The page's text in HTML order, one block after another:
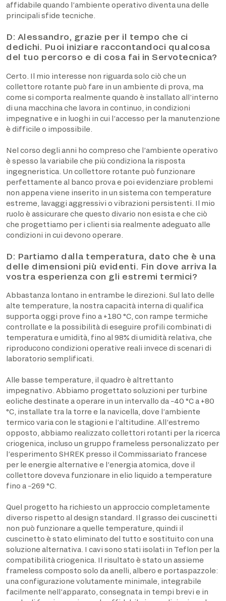
affidabile quando l’ambiente operativo diventa una delle
principali sfide tecniche.
D: Alessandro, grazie per il tempo che ci
dedichi. Puoi iniziare raccontandoci qualcosa
del tuo percorso e di cosa fai in Servotecnica?
Certo. Il mio interesse non riguarda solo ciò che un
collettore rotante può fare in un ambiente di prova, ma
come si comporta realmente quando è installato all’interno
di una macchina che lavora in continuo, in condizioni
impegnative e in luoghi in cui l’accesso per la manutenzione
è difficile o impossibile.
Nel corso degli anni ho compreso che l’ambiente operativo
è spesso la variabile che più condiziona la risposta
ingegneristica. Un collettore rotante può funzionare
perfettamente al banco prova e poi evidenziare problemi
non appena viene inserito in un sistema con temperature
estreme, lavaggi aggressivi o vibrazioni persistenti. Il mio
ruolo è assicurare che questo divario non esista e che ciò
che progettiamo per i clienti sia realmente adeguato alle
condizioni in cui devono operare.
D: Partiamo dalla temperatura, dato che è una
delle dimensioni più evidenti. Fin dove arriva la
vostra esperienza con gli estremi termici?
Abbastanza lontano in entrambe le direzioni. Sul lato delle
alte temperature, la nostra capacità interna di qualifica
supporta oggi prove fino a +180 °C, con rampe termiche
controllate e la possibilità di eseguire profili combinati di
temperatura e umidità, fino al 98% di umidità relativa, che
riproducono condizioni operative reali invece di scenari di
laboratorio semplificati.
Alle basse temperature, il quadro è altrettanto
impegnativo. Abbiamo progettato soluzioni per turbine
eoliche destinate a operare in un intervallo da −40 °C a +80
°C, installate tra la torre e la navicella, dove l’ambiente
termico varia con le stagioni e l’altitudine. All’estremo
opposto, abbiamo realizzato collettori rotanti per la ricerca
criogenica, incluso un gruppo frameless personalizzato per
l’esperimento SHREK presso il Commissariato francese
per le energie alternative e l’energia atomica, dove il
collettore doveva funzionare in elio liquido a temperature
fino a −269 °C.
Quel progetto ha richiesto un approccio completamente
diverso rispetto al design standard. Il grasso dei cuscinetti
non può funzionare a quelle temperature, quindi il
cuscinetto è stato eliminato del tutto e sostituito con una
soluzione alternativa. I cavi sono stati isolati in Teflon per la
compatibilità criogenica. Il risultato è stato un assieme
frameless composto solo da anelli, albero e portaspazzole:
una configurazione volutamente minimale, integrabile
facilmente nell’apparato, consegnata in tempi brevi e in